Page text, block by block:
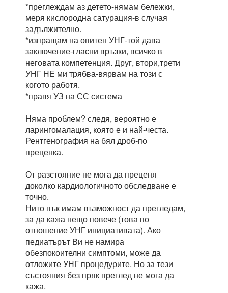
*преглеждам аз детето-нямам бележки,
меря кислородна сатурация-в случая
задължително.
*изпращам на опитен УНГ-той дава
заключение-гласни връзки, всичко в
неговата компетенция. Друг, втори,трети
УНГ НЕ ми трябва-вярвам на този с
когото работя.
*правя УЗ на СС система
Няма проблем? следя, вероятно е
ларингомалация, която е и най-честа.
Рентгенография на бял дроб-по
преценка.
От разстояние не мога да преценя
доколко кардиологичното обследване е
точно.
Нито пък имам възможност да прегледам,
за да кажа нещо повече (това по
отношение УНГ инициативата). Ако
педиатърът Ви не намира
обезпокоителни симптоми, може да
отложите УНГ процедурите. Но за тези
състояния без пряк преглед не мога да
кажа.